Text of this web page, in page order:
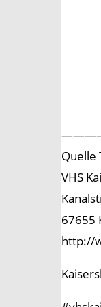
Quelle
VHS
67655
http://